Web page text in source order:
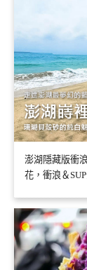
澎湖隱藏版衝
花，衝浪＆